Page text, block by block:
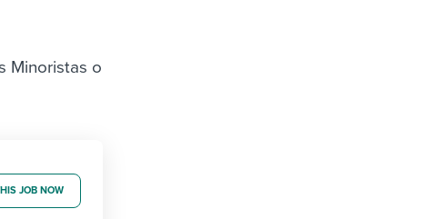
Minoristas o
JOB NOW